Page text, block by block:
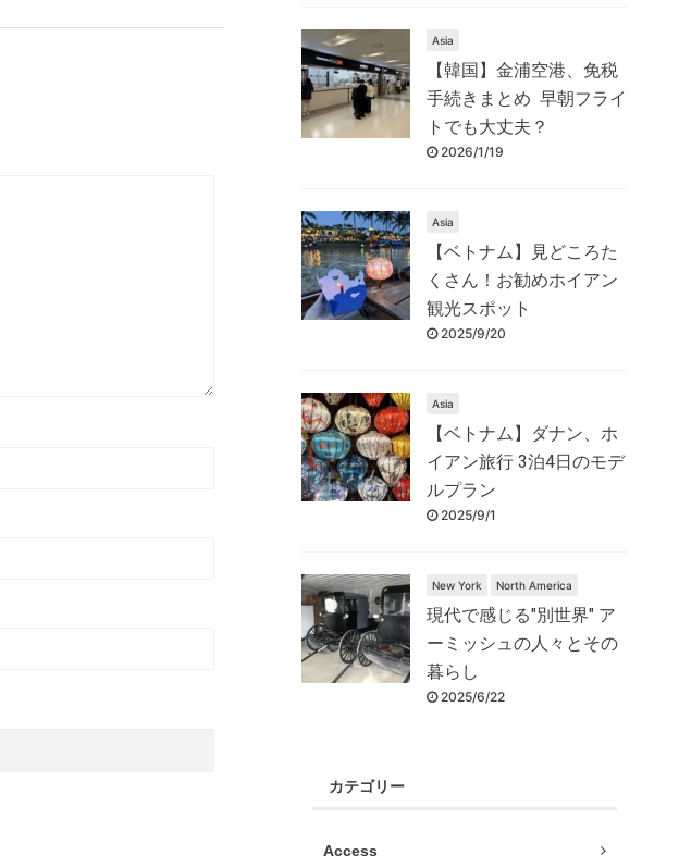
Asia
【韓国】金浦空港、免税
手続きまとめ 早朝フライ
トでも大丈夫？
2026/1/19
Asia
【ベトナム】見どころた
くさん！お勧めホイアン
観光スポット
2025/9/20
Asia
【ベトナム】ダナン、ホ
イアン旅行 3泊4日のモデ
ルプラン
2025/9/1
New York North America
現代で感じる"別世界" ア
ーミッシュの人々とその
暮らし
2025/6/22
カテゴリー
Access